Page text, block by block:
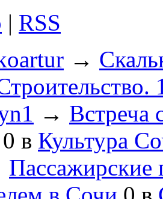
| RSS
→
→ Встреча
0 в Культура
Пассажирские